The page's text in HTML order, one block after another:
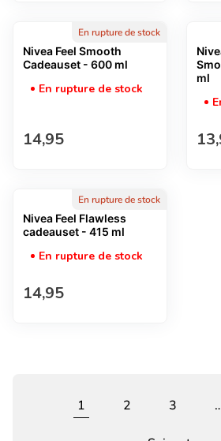
En rupture de stock
Nivea Feel Smooth
Cadeauset - 600 ml
En rupture de stock
Prix normal
14,95
ml
En rupture de stock
Nivea Feel Flawless
cadeauset - 415 ml
En rupture de stock
Prix normal
14,95
1 2 3